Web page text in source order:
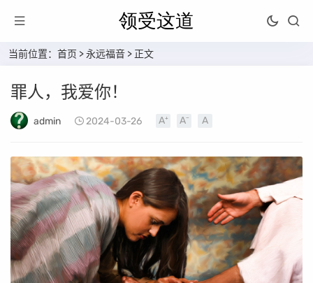
当前位置： 首页 >永远福音 > 正文
罪人，我爱你！
admin 2024-03-26